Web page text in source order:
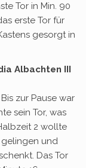
Tor in Min. 90
erste Tor für
gesorgt in
Albachten III
zur Pause war
sein Tor, was
2 wollte
und
Das Tor